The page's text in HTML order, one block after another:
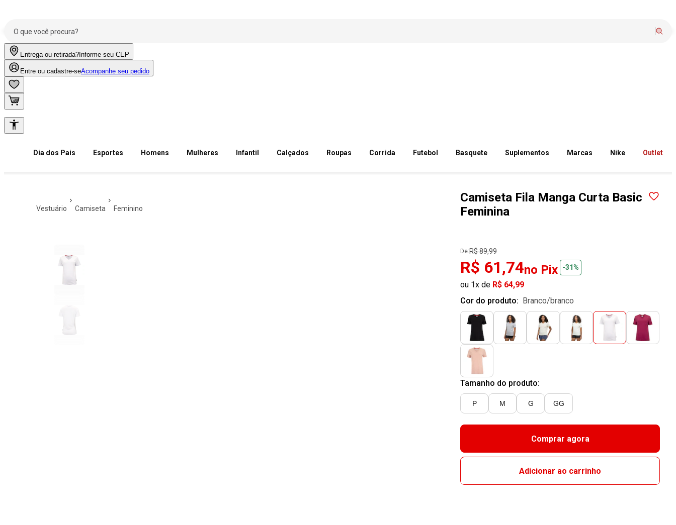
Entrega ou retirada? Informe seu CEP
Entre ou cadastre-seAcompanhe seu pedido
Dia dos Pais Esportes Homens Mulheres Infantil Calçados Roupas Corrida Futebol Basquete Suplementos Marcas Nike Outlet
vestuário camiseta feminino
Camiseta Fila Manga Curta Basic
Feminina
De:R$ 89,99
R$ 61,74no Pix -31%
ou 1x de R$ 64,99
Cor do produto:
branco/branco
Tamanho do produto:
P M G GG
Comprar agora
Adicionar ao carrinho